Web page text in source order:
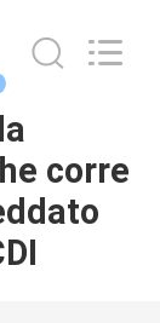
corre